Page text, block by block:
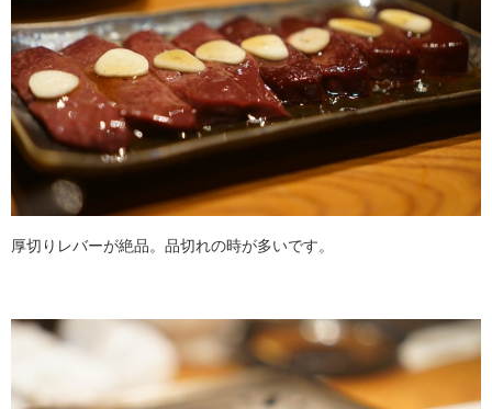
厚切りレバーが絶品。品切れの時が多いです。